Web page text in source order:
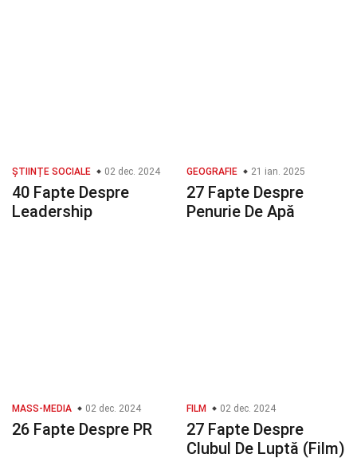
ȘTIINȚE SOCIALE 02 dec. 2024
40 Fapte Despre
Leadership
GEOGRAFIE 21 ian. 2025
27 Fapte Despre
Penurie De Apă
MASS-MEDIA 02 dec. 2024
26 Fapte Despre PR
FILM 02 dec. 2024
27 Fapte Despre
Clubul De Luptă (Film)